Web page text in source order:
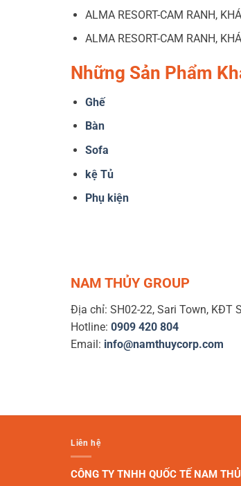
ALMA RESORT-CAM RANH,
ALMA RESORT-CAM RANH,
Những Sản Phẩm
Ghế
Bàn
Sofa
kệ Tủ
Phụ kiện
NAM THỦY GROUP
Địa chỉ: SH02-22, Sari Town, KĐT
Hotline: 0909 420 804
Email: info@namthuycorp.com
Liên hệ
CÔNG TY TNHH QUỐC TẾ NAM